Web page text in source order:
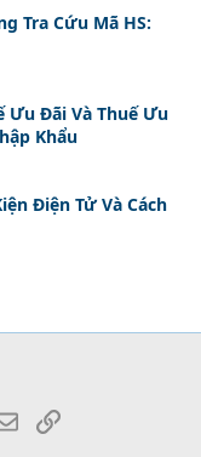
Tra Cứu Mã HS:
Ưu Đãi Và Thuế Ưu
Khẩu
Điện Tử Và Cách
EmailLink